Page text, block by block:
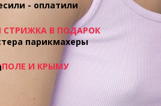
СТРИЖКА В ПОДАРОК
парикмахеры
И КРЫМУ
- оплатили